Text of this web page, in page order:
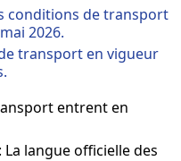
conditions de transport
2026.
transport en vigueur
entrent en
langue officielle des